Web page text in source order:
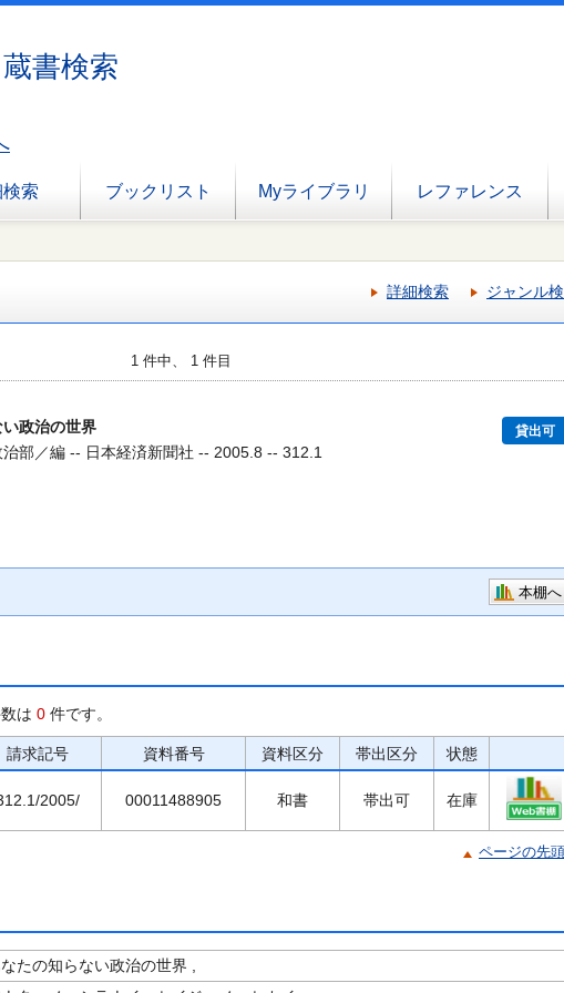
書検索
索 ブックリスト Myライブラリ レファレンス
詳細検索 ジャンル
1 件中、 1 件目
政治の世界 貸出可
治部／編 -- 日本経済新聞社 -- 2005.8 -- 312.1
本棚へ
は 0 件です。
請求記号 資料番号 資料区分 帯出区分 状態
2005/ 00011488905 和書 帯出可 在庫
ページの先
たの知らない政治の世界 ,